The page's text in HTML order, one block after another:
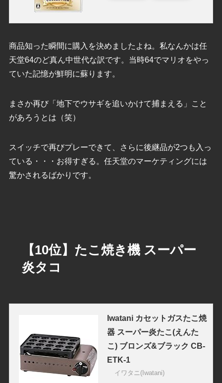
商品知った瞬間に購入を決めましたよね。私なんかは任
天堂64のど真ん中世代な訳です。当時64でマリオをやっ
ていた記憶が鮮明に蘇ります。
まさか再び「地下でウサギを追いかけて捕まえる」こと
があろうとは（笑）
スイッチで再びプレーできて、さらに後継品が2つも入っ
ている・・・お得すぎる。任天堂のマーケティングには
驚かされるばかりです。
【10位】たこ焼き機 スーパー
炎タコ
Iwatani カセットガスたこ焼
器 スーパー炎たこ(えんた
こ) ブロンズ&ブラック CB-
ETK-1
イワタニ(Iwatani)